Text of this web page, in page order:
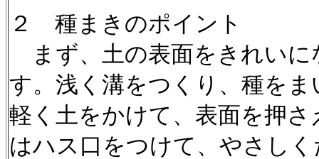
２ 種まきのポイント
まず、土の表面をきれいに
す。浅く溝をつくり、種を
軽く土をかけて、表面を押
はハス口をつけて、やさし